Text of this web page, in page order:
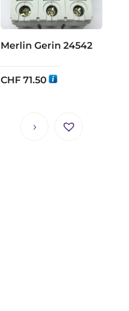
Merlin Gerin 24542
CHF 71.50